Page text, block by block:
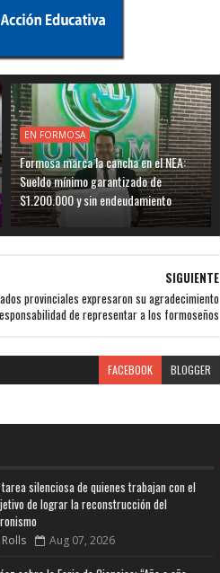
EN FORMOSA
Formosa marca la cancha en el NEA:
Sueldo mínimo garantizado de
$1.200.000 y sin endeudamiento
SIGUIENTE
provinciales expresaron su agradecimiento
de representar a los formoseños
FACEBOOK BLOGGER
tarea silenciosa de quienes trabajan con el
de lograr la reconstrucción del
Rolls Aug 07, 2026